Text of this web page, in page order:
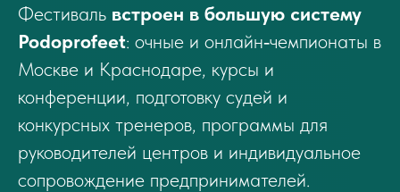
Фестиваль встроен в большую систему
Podoprofeet: очные и онлайн‑чемпионаты в
Москве и Краснодаре, курсы и
конференции, подготовку судей и
конкурсных тренеров, программы для
руководителей центров и индивидуальное
сопровождение предпринимателей.